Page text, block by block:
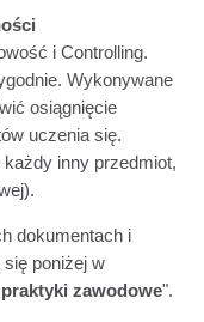
i Controlling.
Wykonywane
osiągnięcie
uczenia się.
inny przedmiot,
dokumentach i
poniżej w
zawodowe".